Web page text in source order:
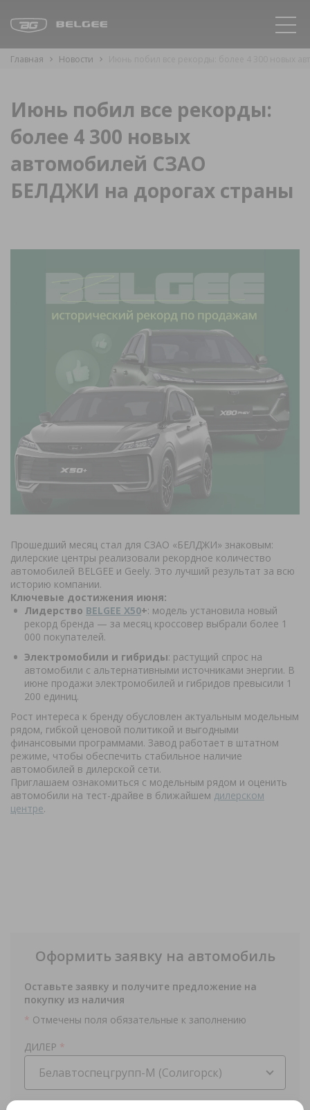
Главная Новости
Июнь побил все рекорды:
более 4 300 новых
автомобилей СЗАО
БЕЛДЖИ на дорогах страны
Прошедший месяц стал для СЗАО «БЕЛДЖИ» знаковым:
дилерские центры реализовали рекордное количество
автомобилей BELGEE и Geely. Это лучший результат за всю
историю компании.
Ключевые достижения июня:
Лидерство BELGEE X50+: модель установила новый
рекорд бренда — за месяц кроссовер выбрали более 1
000 покупателей.
Электромобили и гибриды: растущий спрос на
автомобили с альтернативными источниками энергии. В
июне продажи электромобилей и гибридов превысили 1
200 единиц.
Рост интереса к бренду обусловлен актуальным модельным
рядом, гибкой ценовой политикой и выгодными
финансовыми программами. Завод работает в штатном
режиме, чтобы обеспечить стабильное наличие
автомобилей в дилерской сети.
Приглашаем ознакомиться с модельным рядом и оценить
автомобили на тест-драйве в ближайшем дилерском
центре.
Оформить заявку на автомобиль
Оставьте заявку и получите предложение на
покупку из наличия
* Отмечены поля обязательные к заполнению
ДИЛЕР *
Белавтоспецгрупп-М (Солигорск)